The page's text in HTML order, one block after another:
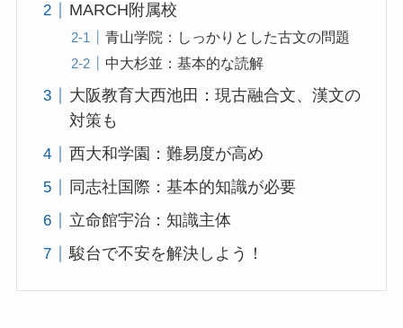
MARCH附属校
青山学院：しっかりとした古文の問題
中大杉並：基本的な読解
大阪教育大西池田：現古融合文、漢文の
対策も
西大和学園：難易度が高め
同志社国際：基本的知識が必要
立命館宇治：知識主体
駿台で不安を解決しよう！